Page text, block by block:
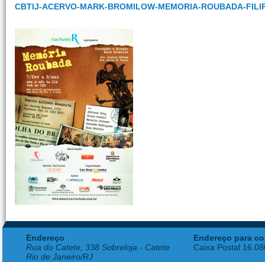
CBTIJ-ACERVO-MARK-BROMILOW-MEMORIA-ROUBADA-
Endereço
Rua do Catete, 338 Sobreloja - Catete
Rio de Janeiro/RJ
Endereço para
Caixa Postal